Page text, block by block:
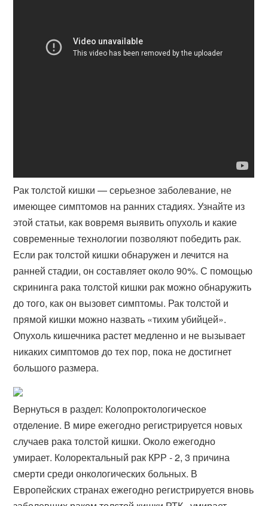
Рак толстой кишки — серьезное заболевание, не
имеющее симптомов на ранних стадиях. Узнайте из
этой статьи, как вовремя выявить опухоль и какие
современные технологии позволяют победить рак.
Если рак толстой кишки обнаружен и лечится на
ранней стадии, он составляет около 90%. С помощью
скрининга рака толстой кишки рак можно обнаружить
до того, как он вызовет симптомы. Рак толстой и
прямой кишки можно назвать «тихим убийцей».
Опухоль кишечника растет медленно и не вызывает
никаких симптомов до тех пор, пока не достигнет
большого размера.
Вернуться в раздел: Колопроктологическое
отделение. В мире ежегодно регистрируется новых
случаев рака толстой кишки. Около ежегодно
умирает. Колоректальный рак КРР - 2, 3 причина
смерти среди онкологических больных. В
Европейских странах ежегодно регистрируется вновь